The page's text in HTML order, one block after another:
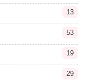
13
53
19
29